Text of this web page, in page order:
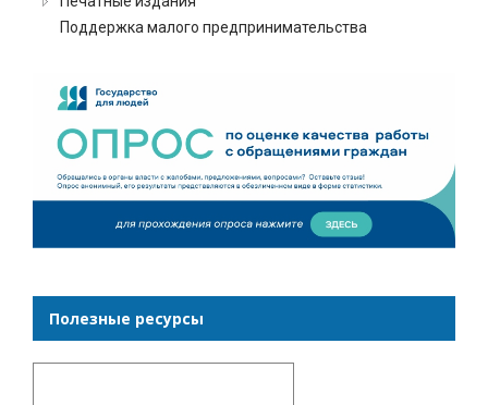
Поддержка малого предпринимательства
Полезные ресурсы